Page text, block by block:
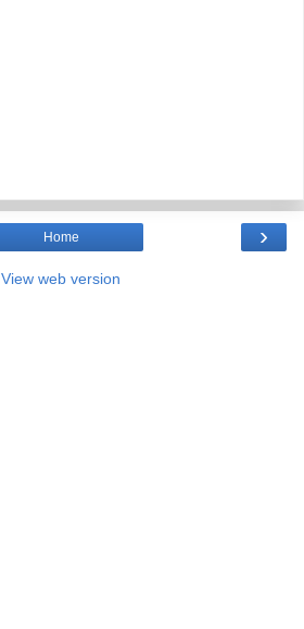
›
Home
View web version